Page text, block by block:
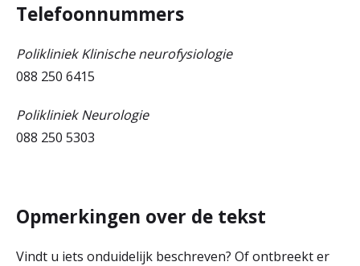
Telefoonnummers
Polikliniek Klinische neurofysiologie
088 250 6415
Polikliniek Neurologie
088 250 5303
Opmerkingen over de tekst
Vindt u iets onduidelijk beschreven? Of ontbreekt er